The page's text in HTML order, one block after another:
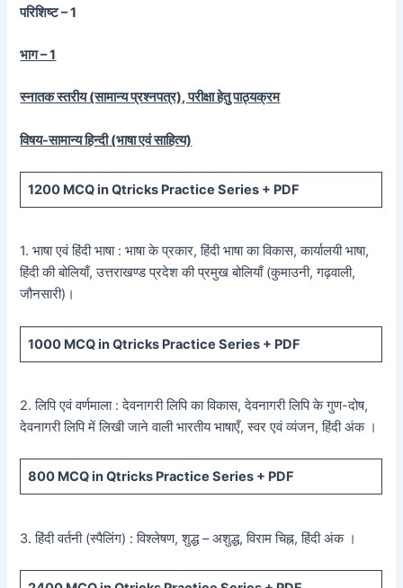
परिशिष्ट – 1
भाग – 1
स्नातक स्तरीय (सामान्य प्रश्नपत्र), परीक्षा हेतु पाठ्यक्रम
विषय-सामान्य हिन्दी (भाषा एवं साहित्य)
1200 MCQ in Qtricks Practice Series + PDF
1. भाषा एवं हिंदी भाषा : भाषा के प्रकार, हिंदी भाषा का विकास, कार्यालयी भाषा,
हिंदी की बोलियाँ, उत्तराखण्ड प्रदेश की प्रमुख बोलियाँ (कुमाउनी, गढ़वाली,
जौनसारी)।
1000 MCQ in Qtricks Practice Series + PDF
2. लिपि एवं वर्णमाला : देवनागरी लिपि का विकास, देवनागरी लिपि के गुण-दोष,
देवनागरी लिपि में लिखी जाने वाली भारतीय भाषाएँ, स्वर एवं व्यंजन, हिंदी अंक ।
800 MCQ in Qtricks Practice Series + PDF
3. हिंदी वर्तनी (स्पैलिंग) : विश्लेषण, शुद्ध – अशुद्ध, विराम चिह्न, हिंदी अंक ।